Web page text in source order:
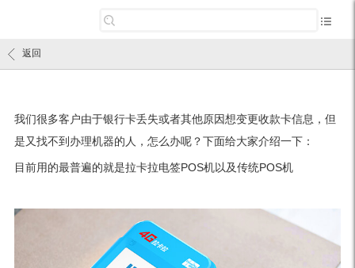
返回
我们很多客户由于银行卡丢失或者其他原因想变更收款卡信息，但
是又找不到办理机器的人，怎么办呢？下面给大家介绍一下：
目前用的最普遍的就是拉卡拉电签POS机以及传统POS机